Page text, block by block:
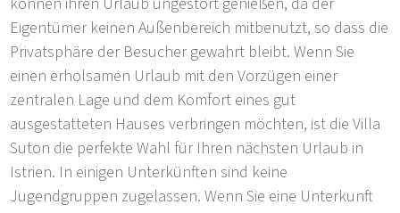
Eigentümer keinen Außenbereich mitbenutzt, so dass die
Privatsphäre der Besucher gewahrt bleibt. Wenn Sie
einen erholsamen Urlaub mit den Vorzügen einer
zentralen Lage und dem Komfort eines gut
ausgestatteten Hauses verbringen möchten, ist die Villa
Suton die perfekte Wahl für Ihren nächsten Urlaub in
Istrien. In einigen Unterkünften sind keine
Jugendgruppen zugelassen. Wenn Sie eine Unterkunft